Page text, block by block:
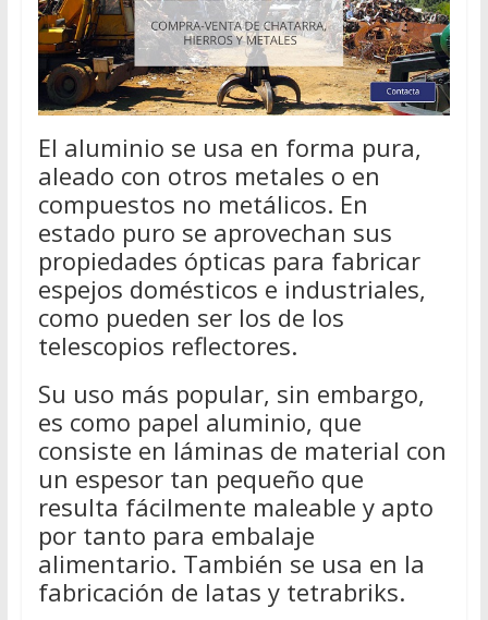
El aluminio se usa en forma pura,
aleado con otros metales o en
compuestos no metálicos. En
estado puro se aprovechan sus
propiedades ópticas para fabricar
espejos domésticos e industriales,
como pueden ser los de los
telescopios reflectores.
Su uso más popular, sin embargo,
es como papel aluminio, que
consiste en láminas de material con
un espesor tan pequeño que
resulta fácilmente maleable y apto
por tanto para embalaje
alimentario. También se usa en la
fabricación de latas y tetrabriks.